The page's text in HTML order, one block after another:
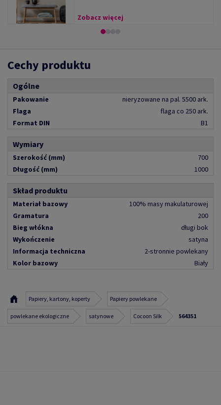
Zobacz więcej
Cechy produktu
Ogólne
Pakowanie
nieryzowane na pal. 5500 ark.
Flaga
flaga co 250 ark.
Format DIN
B1
Wymiary
Szerokość (mm)
700
Długość (mm)
1000
Skład produktu
Materiał bazowy
100% masy makulaturowej
Gramatura
200
Bieg włókna
długi bok
Wykończenie
satyna
Informacja techniczna
2-stronnie powlekany
Kolor bazowy
Biały
Papiery, kartony, koperty Papiery powlekane
powlekane ekologiczne satynowe Cocoon Silk 564351